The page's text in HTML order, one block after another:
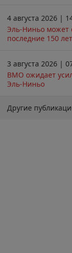
4 августа 2026 |
Эль-Ниньо может
последние 150 лет
3 августа 2026 |
ВМО ожидает
Эль-Ниньо
Другие